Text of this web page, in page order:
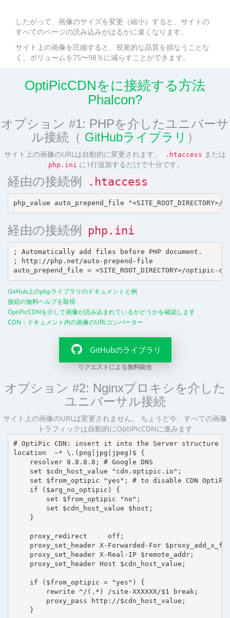
したがって、画像のサイズを変更（縮小）すると、サイトの
すべてのページの読み込みがはるかに速くなります。
サイト上の画像を圧縮すると、視覚的な品質を損なうことな
く、ボリュームを75〜98％に減らすことができます。
OptiPicCDNをに接続する方法
Phalcon?
オプション #1: PHPを介したユニバーサ
ル接続（ GitHubライブラリ ）
サイト上の画像のURLは自動的に変更されます。 .htaccess または
php.ini に1行追加するだけで十分です。
経由の接続例 .htaccess
経由の接続例 php.ini
; Automatically add files before PHP document.
; http://php.net/auto-prepend-file
GitHub上のphpライブラリのドキュメントと例
接続の無料ヘルプを取得
OptiPicCDNを介して画像が読み込まれているかどうかを確認します
CDN：ドキュメント内の画像のURLコンバーター
GitHubのライブラリ
リクエストによる無料統合
オプション #2: Nginxプロキシを介した
ユニバーサル接続
サイト上の画像のURLは変更されません。 ちょうど今、すべての画像
トラフィックは自動的にOptiPicCDNに進みます
# OptiPic CDN: insert it into the Server structure
location  ~* \.(png|jpg|jpeg)$ {
    resolver 8.8.8.8; # Google DNS
    set $cdn_host_value "cdn.optipic.io";
set $from_optipic "yes"; # to disable CDN
    if ($arg_no_optipic) {
        set $from_optipic "no";
        set $cdn_host_value $host;
    }
    proxy_redirect     off;
proxy_set_header X-Forwarded-For
    proxy_set_header X-Real-IP $remote_addr;
    proxy_set_header Host $cdn_host_value;
    if ($from_optipic = "yes") {
        rewrite ^/(.*) /site-XXXXXX/$1 break;
        proxy_pass http://$cdn_host_value;
    }